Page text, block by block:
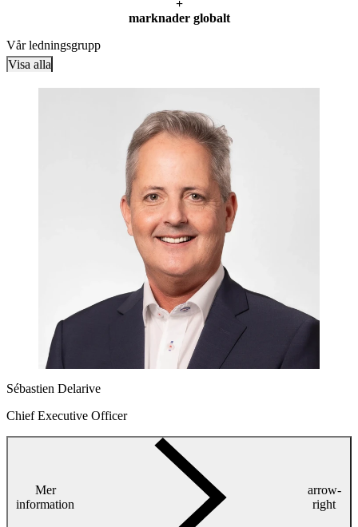
+
marknader globalt
Vår ledningsgrupp
Visa alla
Sébastien Delarive
Chief Executive Officer
Mer
information
arrow-
right